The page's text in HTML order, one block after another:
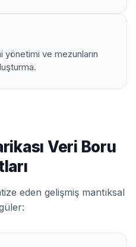
yönetimi ve mezunların
Veri Boru
eden gelişmiş mantıksal